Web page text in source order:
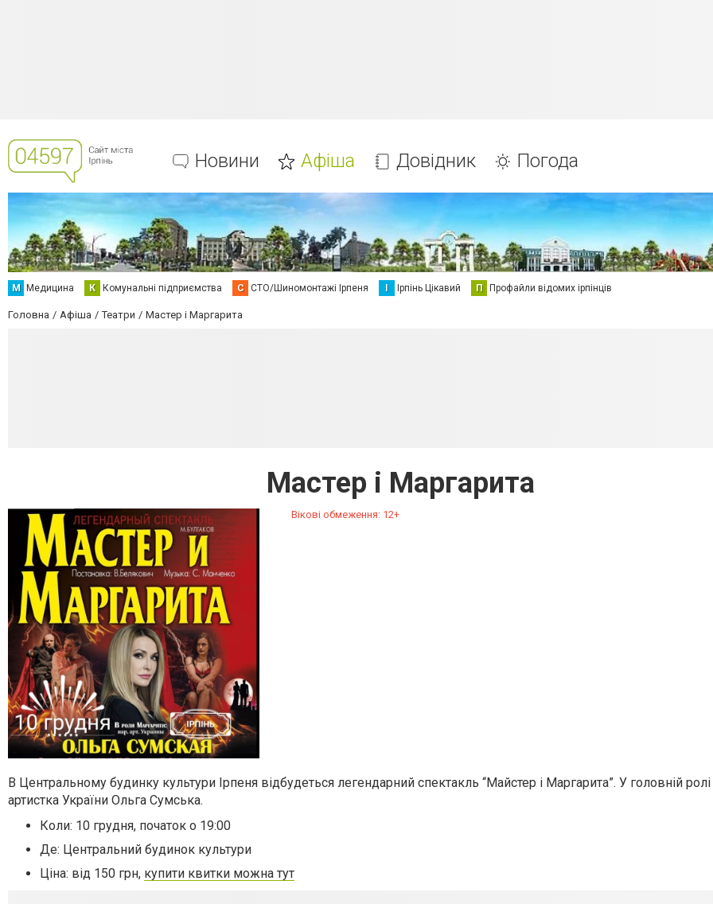
Новини Афіша Довідник Погода
М Медицина К Комунальні підприємства С СТО/Шиномонтажі Ірпеня І Ірпінь Цікавий П Профайли відомих ірпінців
Головна Афіша Театри Мастер і Маргарита
Мастер і Маргарита
Вікові обмеження: 12+
В Центральному будинку культури Ірпеня відбудеться легендарний спектакль “Майстер і Маргарита”. У головній
артистка України Ольга Сумська.
Коли: 10 грудня, початок о 19:00
Де: Центральний будинок культури
Ціна: від 150 грн, купити квитки можна тут